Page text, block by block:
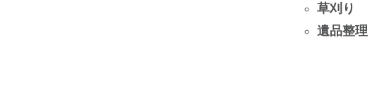
草刈り
遺品整理